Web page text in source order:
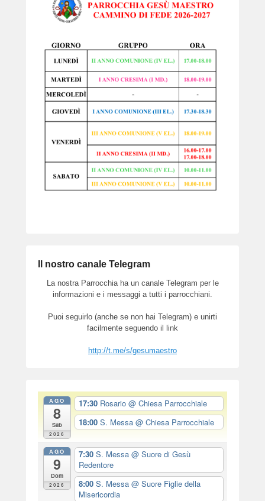
Il nostro canale Telegram
La nostra Parrocchia ha un canale Telegram per le
informazioni e i messaggi a tutti i parrocchiani.
Puoi seguirlo (anche se non hai Telegram) e unirti
facilmente seguendo il link
http://t.me/s/gesumaestro
AGO
8
Sab
2026
17:30 Rosario @ Chiesa Parrocchiale
18:00 S. Messa @ Chiesa Parrocchiale
AGO
9
Dom
2026
7:30 S. Messa @ Suore di Gesù
Redentore
8:00 S. Messa @ Suore Figlie della
Misericordia